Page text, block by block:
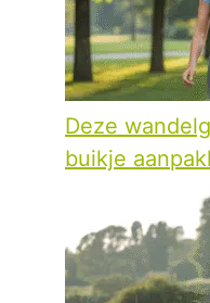
Deze
buikje